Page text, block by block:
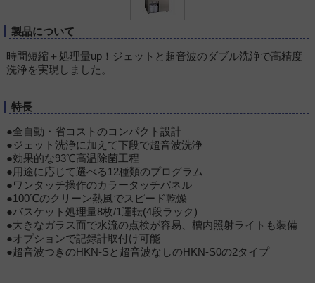
製品について
時間短縮＋処理量up！ジェットと超音波のダブル洗浄で高精度
洗浄を実現しました。
特長
●全自動・省コストのコンパクト設計
●ジェット洗浄に加えて下段で超音波洗浄
●効果的な93℃高温除菌工程
●用途に応じて選べる12種類のプログラム
●ワンタッチ操作のカラータッチパネル
●100℃のクリーン熱風でスピード乾燥
●バスケット処理量8枚/1運転(4段ラック)
●大きなガラス面で水流の点検が容易、槽内照射ライトも装備
●オプションで記録計取付け可能
●超音波つきのHKN-Sと超音波なしのHKN-S0の2タイプ